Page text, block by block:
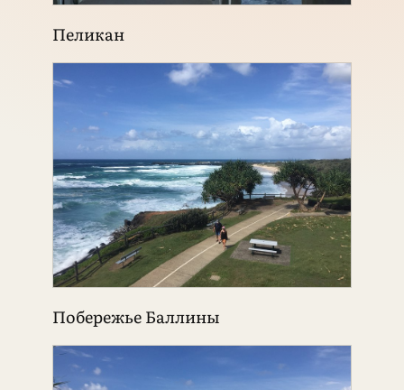
Пеликан
Побережье Баллины